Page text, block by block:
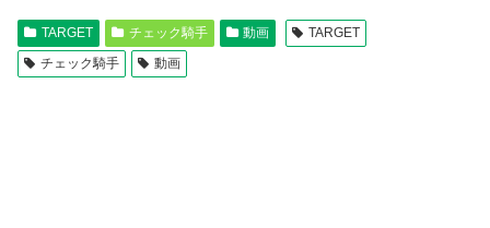
TARGET チェック騎手 動画
TARGET
チェック騎手
動画